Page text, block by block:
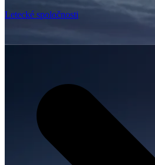
Letecké spoločnosti